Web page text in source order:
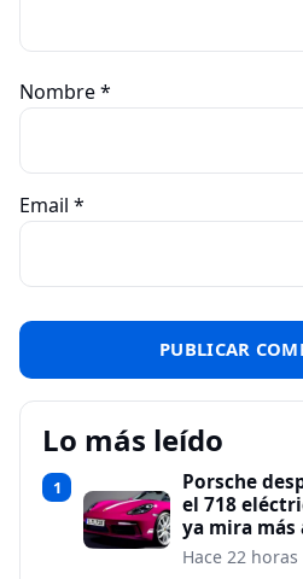
Nombre*
Email *
Lo más leído
1
Porsche
el 718
ya mira más
Hace 22 horas